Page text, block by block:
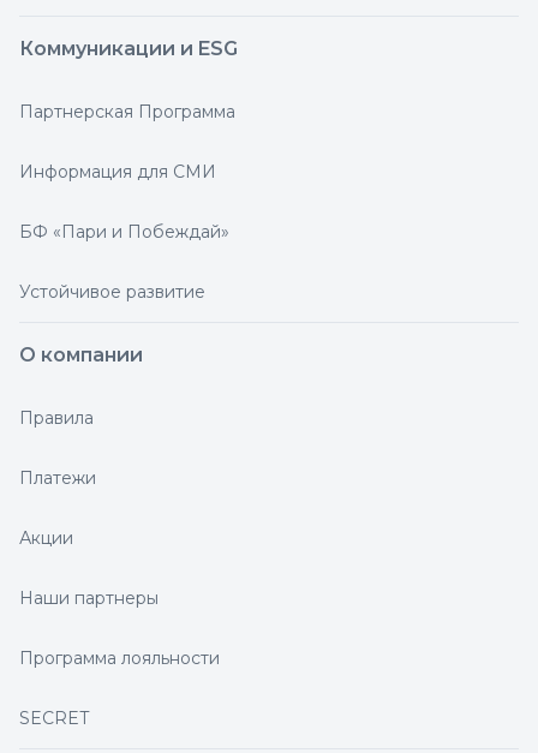
Коммуникации и ESG
Партнерская Программа
Информация для СМИ
БФ «Пари и Побеждай»
Устойчивое развитие
О компании
Правила
Платежи
Акции
Наши партнеры
Программа лояльности
SECRET